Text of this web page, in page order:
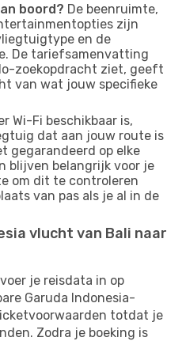
boord? De beenruimte,
zijn
en de
De tariefsamenvatting
zoekopdracht ziet, geeft
van wat jouw specifieke
Wi-Fi beschikbaar is,
dat aan jouw route is
gegarandeerd op elke
blijven belangrijk voor je
om dit te controleren
van pas als je al in de
vlucht van Bali naar
je reisdata in op
Garuda Indonesia-
totdat je
Zodra je boeking is